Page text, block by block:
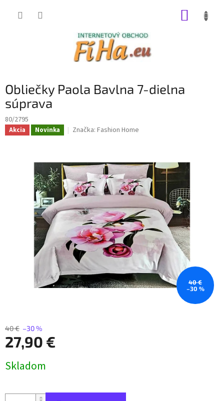
Obliečky Paola Bavlna 7-dielna
súprava
80/2795
Akcia Novinka Značka: Fashion Home
40 €
–30 %
40 € –30 %
27,90 €
cena:
Skladom